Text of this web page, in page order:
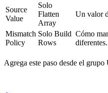
Source
Value
Solo
Flatten
Array
Un valor
Mismatch
Policy
Solo Build
Rows
Cómo
diferentes.
Agrega este paso desde el grupo